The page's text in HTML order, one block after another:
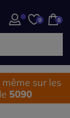
0 0
sur les
5090